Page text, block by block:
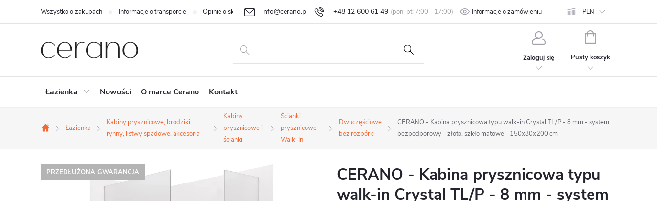
+48 12 600 61 49
info@cerano.pl
Wszystko o zakupach Informacje o transporcie Opinie o sklepie Indywidualna wycena Zwroty i reklamacje Regulamin Polityka prywatności Kontakt
Informacje o zamówieniu PLN
Zaloguj się
KOSZYK
Pusty koszyk
Łazienka Nowości O marce Cerano Kontakt
Home
Łazienka
Kabiny prysznicowe, brodziki,
rynny, listwy spadowe, akcesoria
Kabiny
prysznicowe i
ścianki
Ścianki
prysznicowe
Walk-In
Dwuczęściowe
bez rozpórki
CERANO - Kabina prysznicowa typu walk-in Crystal TL/P - 8 mm - system
bezpodporowy - złoto, szkło matowe - 150x80x200 cm
PRZEDŁUŻONA GWARANCJA
CERANO - Kabina prysznicowa typu
walk-in Crystal TL/P - 8 mm - system